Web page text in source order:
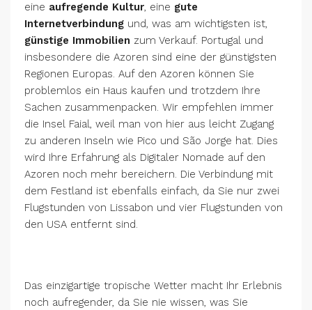
eine aufregende Kultur, eine gute
Internetverbindung und, was am wichtigsten ist,
günstige Immobilien zum Verkauf. Portugal und
insbesondere die Azoren sind eine der günstigsten
Regionen Europas. Auf den Azoren können Sie
problemlos ein Haus kaufen und trotzdem Ihre
Sachen zusammenpacken. Wir empfehlen immer
die Insel Faial, weil man von hier aus leicht Zugang
zu anderen Inseln wie Pico und São Jorge hat. Dies
wird Ihre Erfahrung als Digitaler Nomade auf den
Azoren noch mehr bereichern. Die Verbindung mit
dem Festland ist ebenfalls einfach, da Sie nur zwei
Flugstunden von Lissabon und vier Flugstunden von
den USA entfernt sind.
Das einzigartige tropische Wetter macht Ihr Erlebnis
noch aufregender, da Sie nie wissen, was Sie